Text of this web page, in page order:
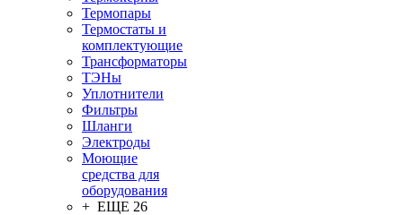
Термопары
Термостаты и
комплектующие
Трансформаторы
ТЭНы
Уплотнители
Фильтры
Шланги
Электроды
Моющие
средства для
оборудования
+ ЕЩЕ 26